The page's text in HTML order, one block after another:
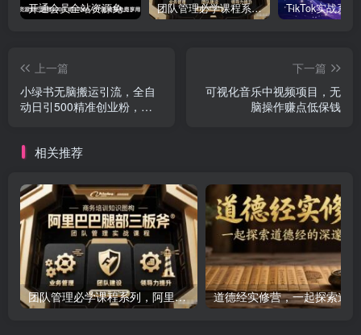
开通会员全站资源免费下载 开通VIP会员 HY资源库 团队管理必学课程系列，阿里巴巴“腿部三板斧”
上一篇
小绿书无脑搬运引流，全自
动日引500精准创业粉，微
下一篇
可视化音乐中视频项目，无
脑操作赚点低保钱
相关推荐
团队管理必学课程系列，阿里巴巴“腿部三板斧”